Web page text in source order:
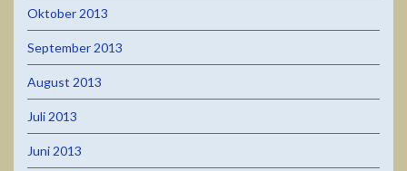
Oktober 2013
September 2013
August 2013
Juli 2013
Juni 2013